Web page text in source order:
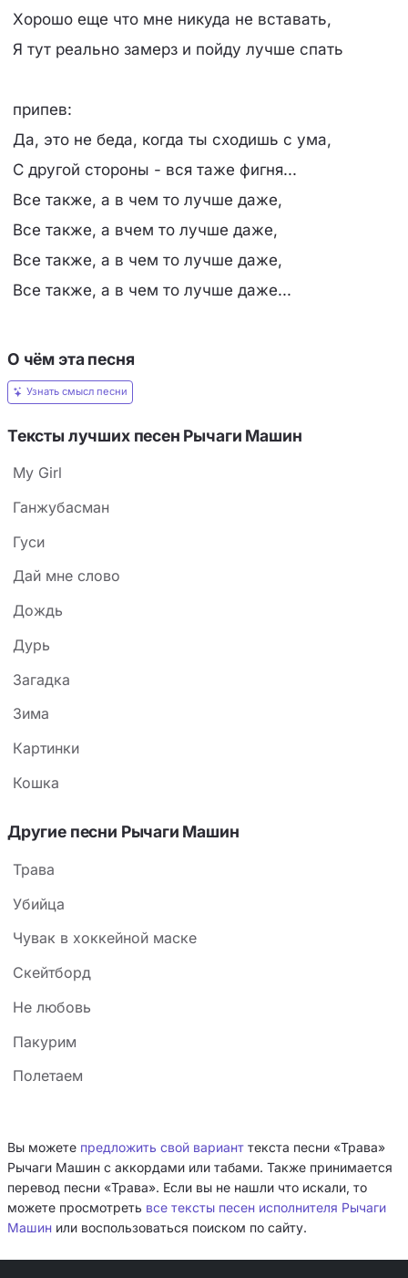
Хорошо еще что мне никуда не вставать,
Я тут реально замерз и пойду лучше спать
припев:
Да, это не беда, когда ты сходишь с ума,
С другой стороны - вся таже фигня...
Все также, а в чем то лучше даже,
Все также, а вчем то лучше даже,
Все также, а в чем то лучше даже,
Все также, а в чем то лучше даже...
О чём эта песня
Узнать смысл песни
Тексты лучших песен Рычаги Машин
My Girl
Ганжубасман
Гуси
Дай мне слово
Дождь
Дурь
Загадка
Зима
Картинки
Кошка
Другие песни Рычаги Машин
Трава
Убийца
Чувак в хоккейной маске
Скейтборд
Не любовь
Пакурим
Полетаем
Вы можете предложить свой вариант текста песни «Трава»
Рычаги Машин с аккордами или табами. Также принимается
перевод песни «Трава». Если вы не нашли что искали, то
можете просмотреть все тексты песен исполнителя Рычаги
Машин или воспользоваться поиском по сайту.